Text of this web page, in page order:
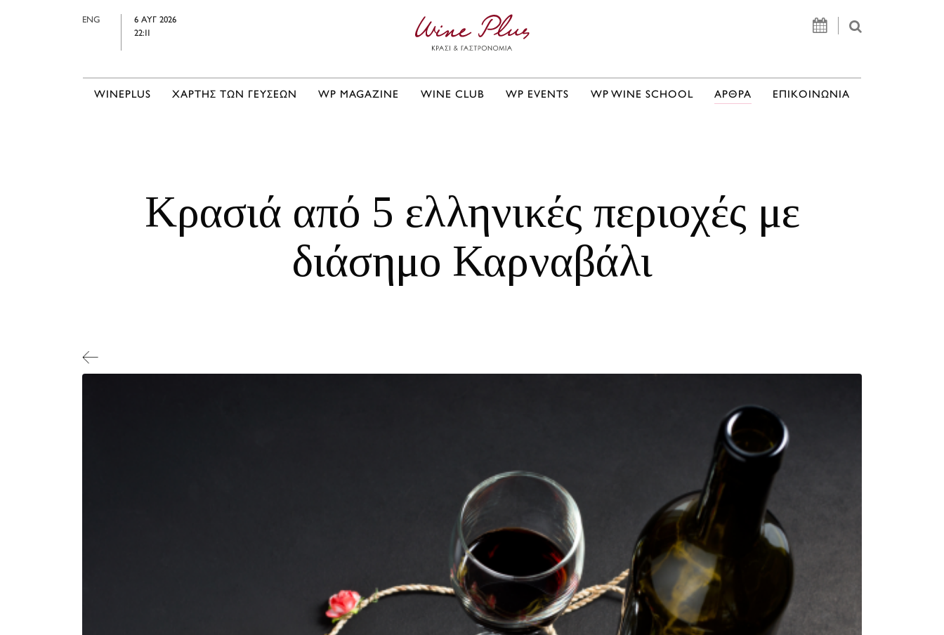
ENG
6 ΑΥΓ 2026
22:11
WINEPLUS ΧΑΡΤΗΣ ΤΩΝ ΓΕΥΣΕΩΝ WP MAGAZINE WINE CLUB WP EVENTS WP WINE SCHOOL ΑΡΘΡΑ ΕΠΙΚΟΙΝΩΝΙΑ
Κρασιά από 5 ελληνικές περιοχές με
διάσημο Καρναβάλι